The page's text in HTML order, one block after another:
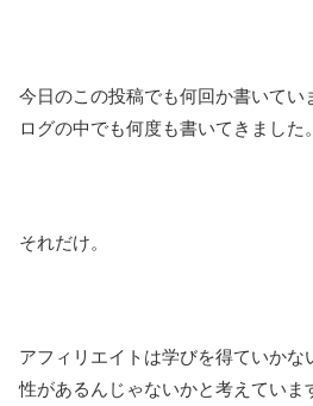
今日のこの投稿でも何回か書いてい
ログの中でも何度も書いてきました。
それだけ。
アフィリエイトは学びを得ていかな
性があるんじゃないかと考えていま